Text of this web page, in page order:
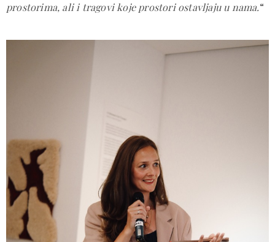
prostorima, ali i tragovi koje prostori ostavljaju u nama.“